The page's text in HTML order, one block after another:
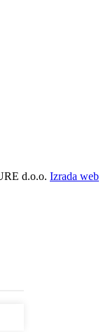
d.o.o. Izrada web